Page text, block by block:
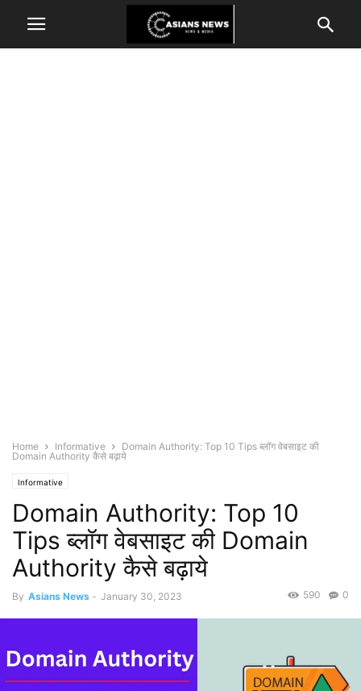
Home Informative
Domain Authority: Top 10 Tips ब्लॉग वेबसाइट की
Domain Authority कैसे बढ़ाये
Informative
Domain Authority: Top 10
Tips ब्लॉग वेबसाइट की Domain
Authority कैसे बढ़ाये
By Asians News - January 30, 2023 0
590